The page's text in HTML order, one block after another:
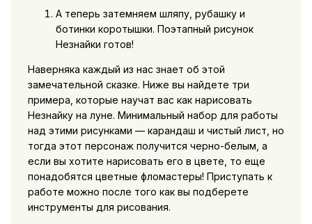
А теперь затемняем шляпу, рубашку и
ботинки коротышки. Поэтапный рисунок
Незнайки готов!
Наверняка каждый из нас знает об этой
замечательной сказке. Ниже вы найдете три
примера, которые научат вас как нарисовать
Незнайку на луне. Минимальный набор для работы
над этими рисунками — карандаш и чистый лист, но
тогда этот персонаж получится черно-белым, а
если вы хотите нарисовать его в цвете, то еще
понадобятся цветные фломастеры! Приступать к
работе можно после того как вы подберете
инструменты для рисования.